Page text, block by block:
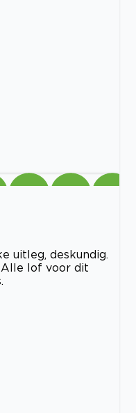
uitleg, deskundig.
Alle lof voor dit